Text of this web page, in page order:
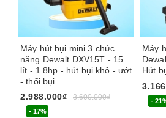
Máy hút bụi mini 3 chức
năng Dewalt DXV15T - 15
lít - 1.8hp - hút bụi khô - ướt
- thổi bụi
2.988.000₫
3.600.000₫
- 17%
Máy
Hút
-